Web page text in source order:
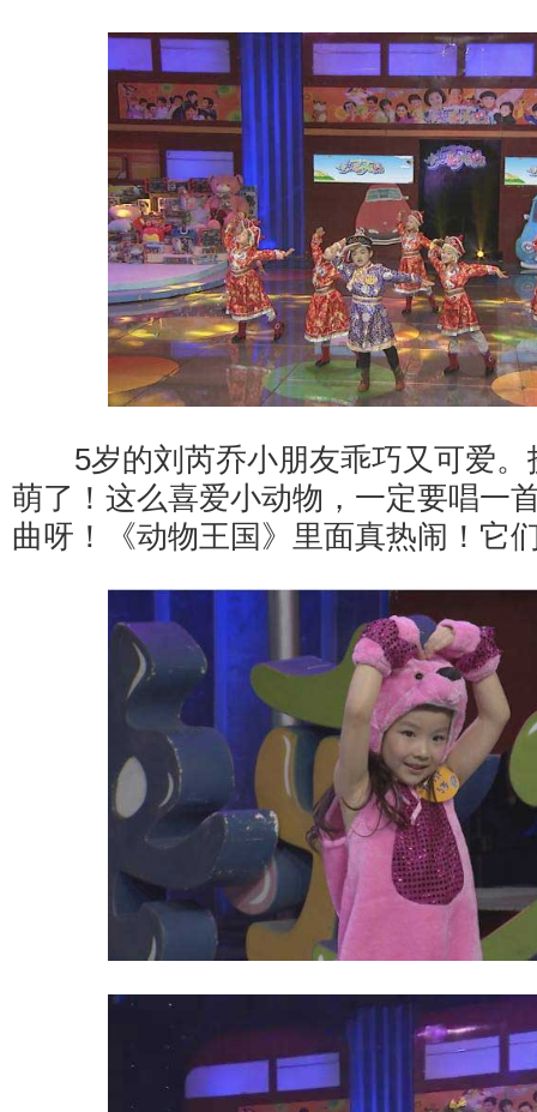
5岁的刘芮乔小朋友乖巧又可爱。
萌了！这么喜爱小动物，一定要唱一
曲呀！《动物王国》里面真热闹！它